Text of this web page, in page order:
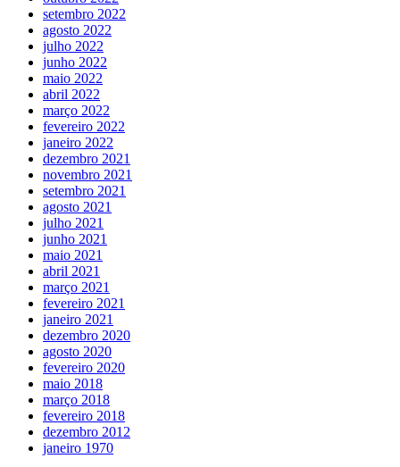
setembro 2022
agosto 2022
julho 2022
junho 2022
maio 2022
abril 2022
março 2022
fevereiro 2022
janeiro 2022
dezembro 2021
novembro 2021
setembro 2021
agosto 2021
julho 2021
junho 2021
maio 2021
abril 2021
março 2021
fevereiro 2021
janeiro 2021
dezembro 2020
agosto 2020
fevereiro 2020
maio 2018
março 2018
fevereiro 2018
dezembro 2012
janeiro 1970